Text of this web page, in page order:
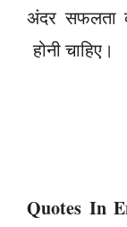
अंदर सफलता
होनी चाहिए।
Quotes In